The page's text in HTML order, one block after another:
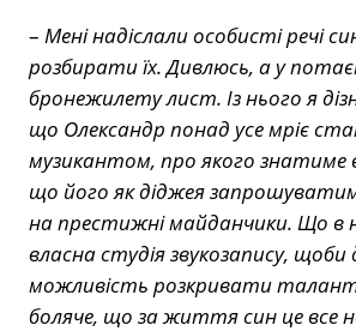
– Мені надіслали особисті речі
розбирати їх. Дивлюсь, а у
бронежилету лист. Із нього я
що Олександр понад усе мріє
музикантом, про якого знатиме
що його як діджея
на престижні майданчики. Що в
власна студія звукозапису,
можливість розкривати
боляче, що за життя син це все